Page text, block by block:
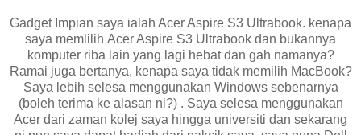
Gadget Impian saya ialah Acer Aspire S3 Ultrabook. kenapa
saya memlilih Acer Aspire S3 Ultrabook dan bukannya
komputer riba lain yang lagi hebat dan gah namanya?
Ramai juga bertanya, kenapa saya tidak memilih MacBook?
Saya lebih selesa menggunakan Windows sebenarnya
(boleh terima ke alasan ni?) . Saya selesa menggunakan
Acer dari zaman kolej saya hingga universiti dan sekarang